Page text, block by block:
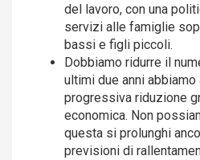
del lavoro, con una
servizi alle famiglie
bassi e figli piccoli.
Dobbiamo ridurre il
ultimi due anni
progressiva riduzione
economica. Non
questa si prolunghi
previsioni di